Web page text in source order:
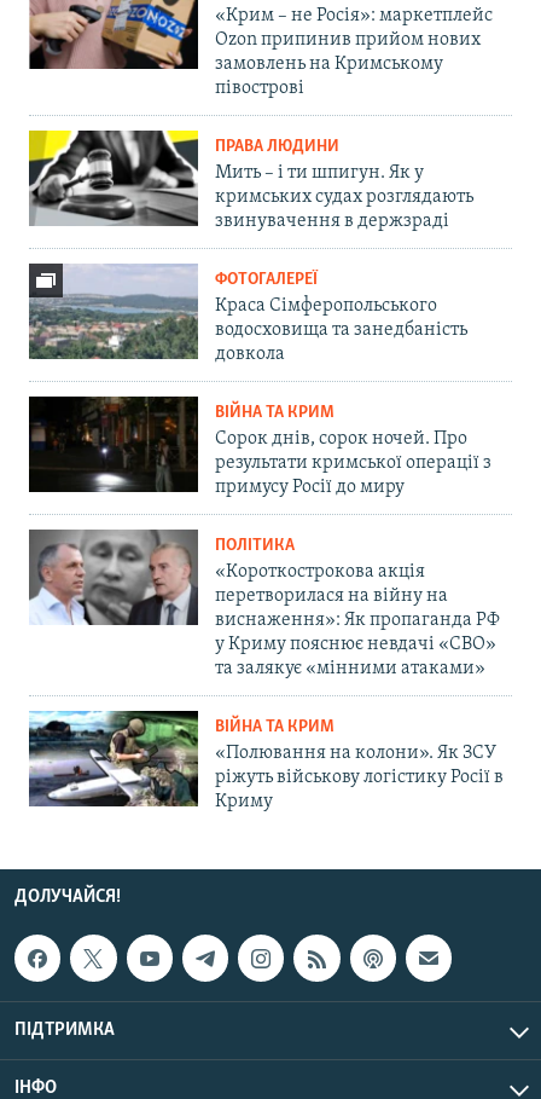
«Крим – не Росія»: маркетплейс
Ozon припинив прийом нових
замовлень на Кримському
півострові
ПРАВА ЛЮДИНИ
Мить – і ти шпигун. Як у
кримських судах розглядають
звинувачення в держзраді
ФОТОГАЛЕРЕЇ
Краса Сімферопольського
водосховища та занедбаність
довкола
ВІЙНА ТА КРИМ
Сорок днів, сорок ночей. Про
результати кримської операції з
примусу Росії до миру
ПОЛІТИКА
«Короткострокова акція
перетворилася на війну на
виснаження»: Як пропаганда РФ
у Криму пояснює невдачі «СВО»
та залякує «мінними атаками»
ВІЙНА ТА КРИМ
«Полювання на колони». Як ЗСУ
ріжуть військову логістику Росії в
Криму
ДОЛУЧАЙСЯ!
ПІДТРИМКА
ІНФО